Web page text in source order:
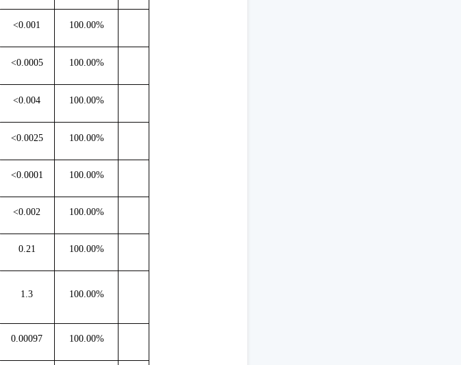
<0.001 100.00%
<0.0005 100.00%
<0.004 100.00%
<0.0025 100.00%
<0.0001 100.00%
<0.002 100.00%
0.21 100.00%
1.3 100.00%
0.00097 100.00%